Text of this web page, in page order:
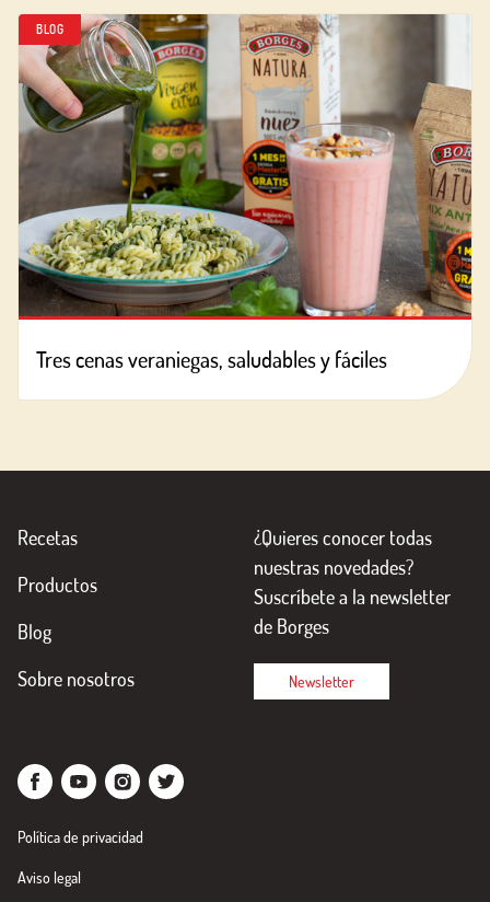
BLOG
Tres cenas veraniegas, saludables y fáciles
Recetas
Productos
Blog
Sobre nosotros
¿Quieres conocer todas
nuestras novedades?
Suscríbete a la newsletter
de Borges
Newsletter
Política de privacidad
Aviso legal